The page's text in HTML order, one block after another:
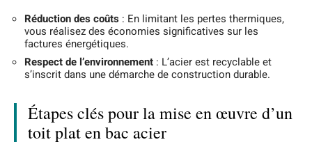
Réduction des coûts : En limitant les pertes thermiques,
vous réalisez des économies significatives sur les
factures énergétiques.
Respect de l’environnement : L’acier est recyclable et
s’inscrit dans une démarche de construction durable.
Étapes clés pour la mise en œuvre d’un
toit plat en bac acier